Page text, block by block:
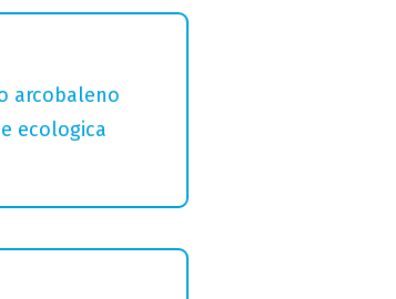
arcobaleno
ecologica